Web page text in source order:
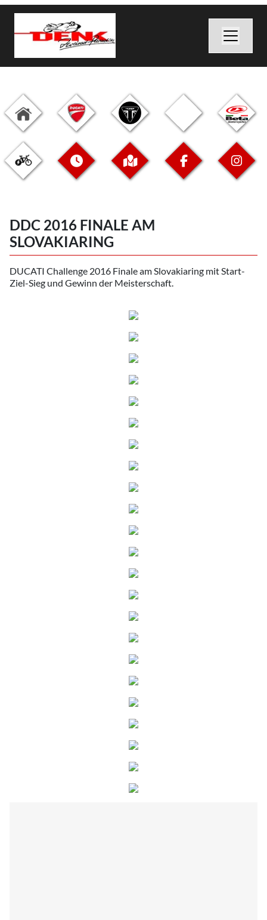
DDC 2016 FINALE AM
SLOVAKIARING
DUCATI Challenge 2016 Finale am Slovakiaring mit Start-
Ziel-Sieg und Gewinn der Meisterschaft.